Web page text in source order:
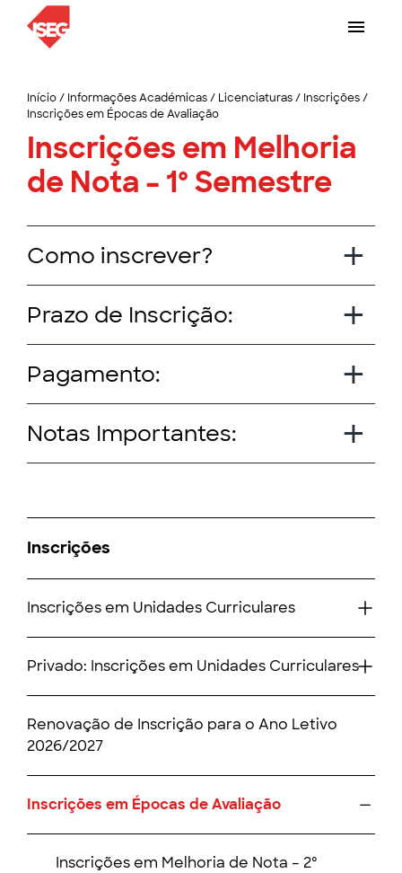
Início/ Informações Académicas/ Licenciaturas/ Inscrições/
Inscrições em Épocas de Avaliação
Inscrições em Melhoria
de Nota – 1º Semestre
Como inscrever?
Prazo de Inscrição:
Pagamento:
Notas Importantes:
Inscrições
Inscrições em Unidades Curriculares
Privado: Inscrições em Unidades Curriculares
Renovação de Inscrição para o Ano Letivo
2026/2027
Inscrições em Épocas de Avaliação
Inscrições em Melhoria de Nota – 2º